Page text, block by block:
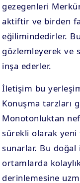
gezegenleri
aktiftir ve birden
eğilimindedirler.
gözlemleyerek ve
inşa ederler.
İletişim bu
Konuşma tarzları
Monotonluktan
sürekli olarak
sunarlar. Bu
ortamlarda
derinlemesine